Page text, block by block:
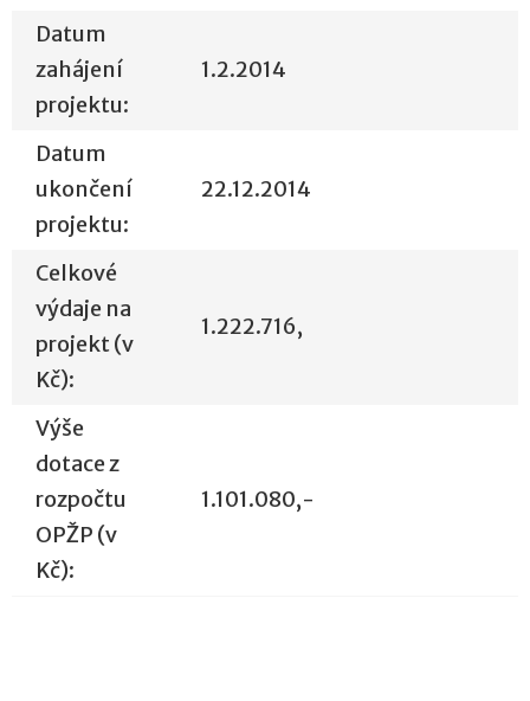
Datum
zahájení
projektu:
1.2.2014
Datum
ukončení
projektu:
22.12.2014
Celkové
výdaje na
projekt (v
Kč):
1.222.716,
Výše
dotace z
rozpočtu
OPŽP (v
Kč):
1.101.080,-